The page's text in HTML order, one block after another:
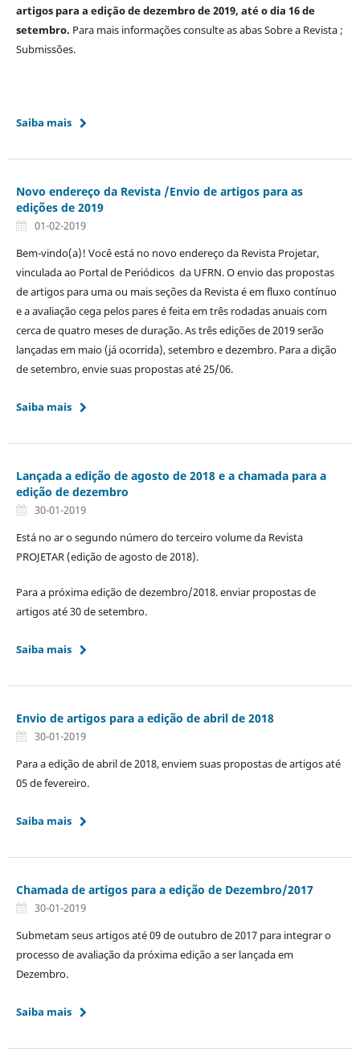
artigos para a edição de dezembro de 2019, até o dia 16 de
setembro. Para mais informações consulte as abas Sobre a Revista ;
Submissões.
Saiba mais
Novo endereço da Revista /Envio de artigos para as
edições de 2019
01-02-2019
Bem-vindo(a)! Você está no novo endereço da Revista Projetar,
vinculada ao Portal de Periódicos da UFRN. O envio das propostas
de artigos para uma ou mais seções da Revista é em fluxo contínuo
e a avaliação cega pelos pares é feita em três rodadas anuais com
cerca de quatro meses de duração. As três edições de 2019 serão
lançadas em maio (já ocorrida), setembro e dezembro. Para a dição
de setembro, envie suas propostas até 25/06.
Saiba mais
Lançada a edição de agosto de 2018 e a chamada para a
edição de dezembro
30-01-2019
Está no ar o segundo número do terceiro volume da Revista
PROJETAR (edição de agosto de 2018).
Para a próxima edição de dezembro/2018. enviar propostas de
artigos até 30 de setembro.
Saiba mais
Envio de artigos para a edição de abril de 2018
30-01-2019
Para a edição de abril de 2018, enviem suas propostas de artigos até
05 de fevereiro.
Saiba mais
Chamada de artigos para a edição de Dezembro/2017
30-01-2019
Submetam seus artigos até 09 de outubro de 2017 para integrar o
processo de avaliação da próxima edição a ser lançada em
Dezembro.
Saiba mais